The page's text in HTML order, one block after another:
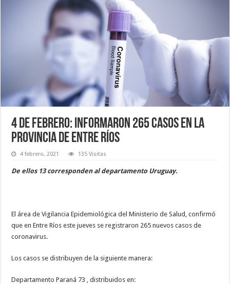
4 de febrero: informaron 265 casos en la
provincia de Entre Ríos
4 febrero, 2021 135 Visitas
De ellos 13 corresponden al departamento Uruguay.
El área de Vigilancia Epidemiológica del Ministerio de Salud, confirmó
que en Entre Ríos este jueves se registraron 265 nuevos casos de
coronavirus.
Los casos se distribuyen de la siguiente manera:
Departamento Paraná 73 , distribuidos en: